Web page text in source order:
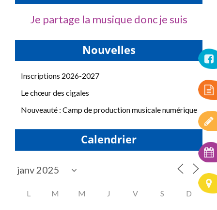
Je partage la musique donc je suis
Nouvelles
Inscriptions 2026-2027
Le chœur des cigales
Nouveauté : Camp de production musicale numérique
Calendrier
L M M J V S D